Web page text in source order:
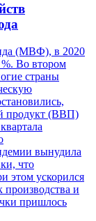
(МВФ), в 2020
%. Во втором
страны
продукт (ВВП)
вынудила
что
этом ускорился
производства и
пришлось